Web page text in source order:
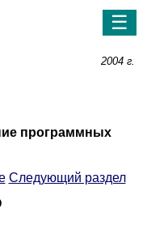
☰
2004 г.
программных
Следующий раздел